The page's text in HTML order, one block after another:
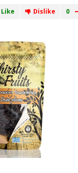
Like Dislike 0